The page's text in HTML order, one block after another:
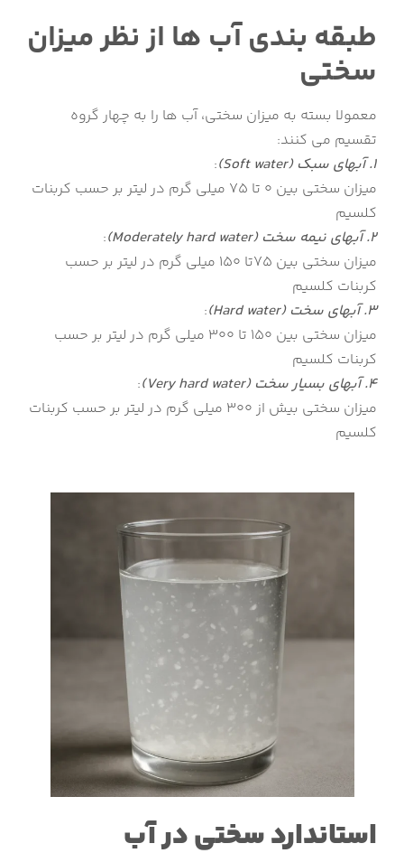
طبقه بندی آب ها از نظر میزان
سختی
معمولا بسته به میزان سختی، آب ها را به چهار گروه
تقسیم می کنند:
1. آبهای سبک (Soft water)
:
میزان سختی بین 0 تا 75 میلی گرم در لیتر بر حسب کربنات
کلسیم
2. آبهای نیمه سخت (Moderately hard water)
:
میزان سختی بین 75تا 150 میلی گرم در لیتر بر حسب
کربنات کلسیم
3. آبهای سخت (Hard water)
:
میزان سختی بین 150 تا 300 میلی گرم در لیتر بر حسب
کربنات کلسیم
4. آبهای بسیار سخت (Very hard water)
:
میزان سختی بیش از 300 میلی گرم در لیتر بر حسب کربنات
کلسیم
استاندارد سختی در آب